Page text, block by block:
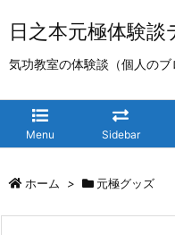
日之本元極体験談
気功教室の体験談（個人のブ
Menu Sidebar
ホーム > 元極グッズ